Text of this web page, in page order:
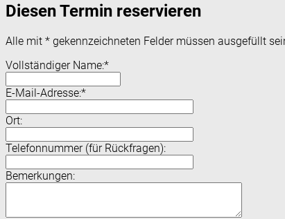
Diesen Termin reservieren
Alle mit * gekennzeichneten Felder müssen ausgefüllt
Vollständiger Name:*
E-Mail-Adresse:*
Ort:
Telefonnummer (für Rückfragen):
Bemerkungen: